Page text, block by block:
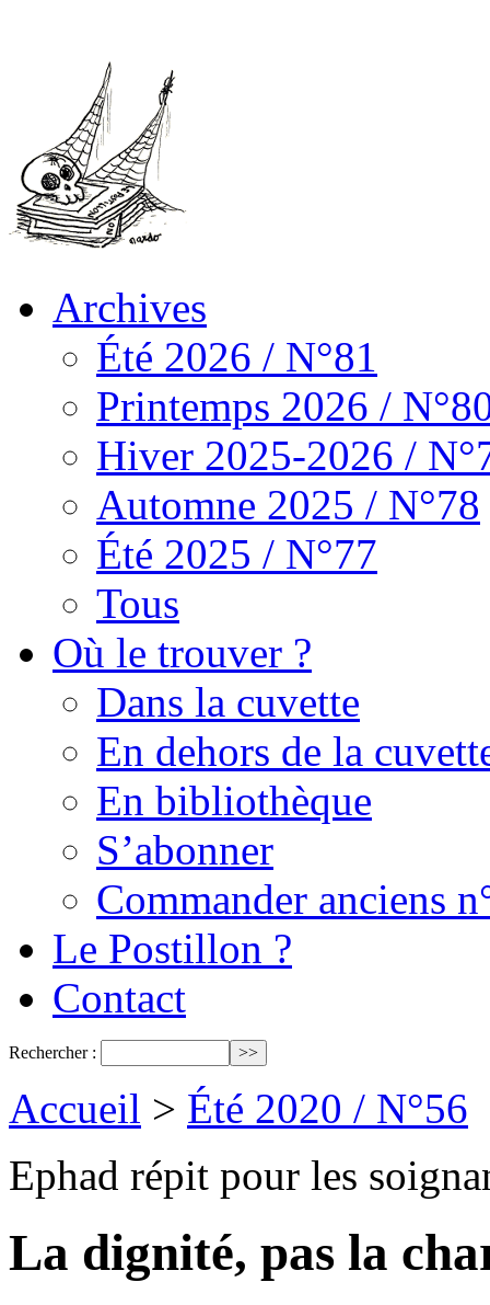
Archives
Été 2026 / N°81
Printemps 2026 /
Hiver 2025-2026 /
Automne 2025 / N°78
Été 2025 / N°77
Tous
Où le trouver ?
Dans la cuvette
En dehors de la
En bibliothèque
S’abonner
Commander anciens
Le Postillon ?
Contact
Rechercher :
Accueil > Été 2020 / N°56
Ephad répit pour les
La dignité, pas la